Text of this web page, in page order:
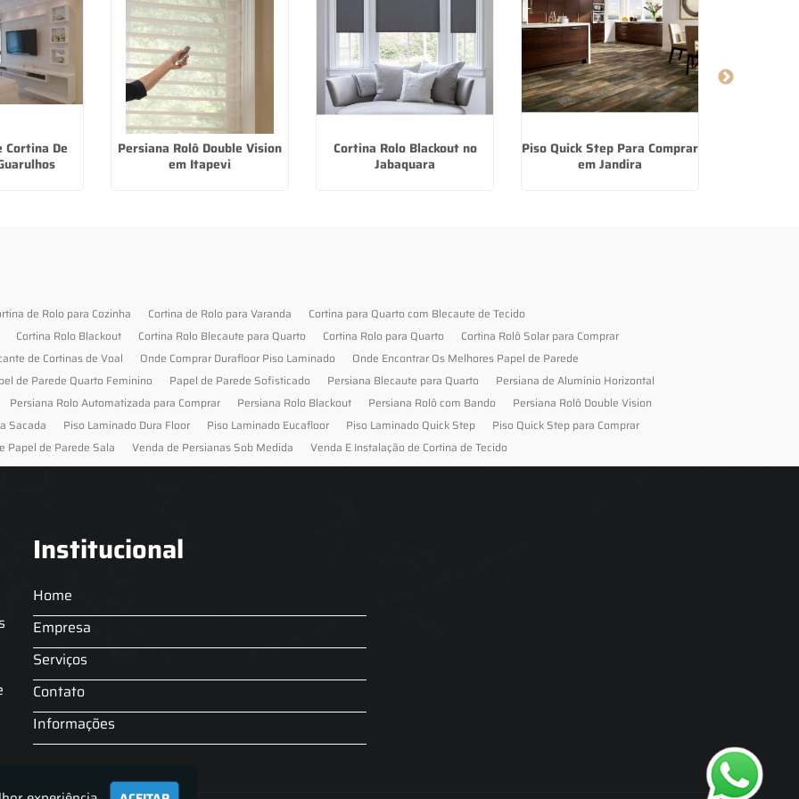
Cortina De
Persiana Rolô Double Vision
em Itapevi
Cortina Rolo Blackout no
Jabaquara
Piso Quick Step Para Comprar
em Jandira
de Rolo para Cozinha Cortina de Rolo para Varanda
Cortina para Quarto com Blecaute de Tecido
Cortina Rolo Blackout
Cortina Rolo Blecaute para Quarto Cortina Rolo para Quarto
Cortina Rolô Solar para Comprar
de Cortinas de Voal
Onde Comprar Durafloor Piso Laminado
Onde Encontrar Os Melhores Papel de Parede
de Parede Quarto Feminino
Papel de Parede Sofisticado Persiana Blecaute para Quarto
Persiana de Alumínio Horizontal
Persiana Rolo Automatizada para Comprar
Persiana Rolo Blackout Persiana Rolô com Bando
Persiana Rolô Double Vision
Sacada
Piso Laminado Dura Floor Piso Laminado Eucafloor Piso Laminado Quick Step
Piso Quick Step para Comprar
Papel de Parede Sala
Venda de Persianas Sob Medida Venda E Instalação de Cortina de Tecido
Institucional
Home
Empresa
Serviços
Contato
Informações